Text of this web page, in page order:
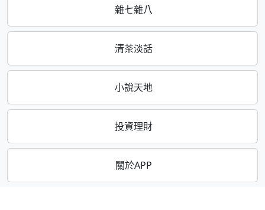
雜七雜八
清茶淡話
小說天地
投資理財
關於APP